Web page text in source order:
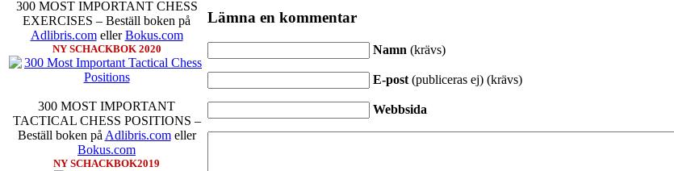
300 MOST IMPORTANT CHESS
EXERCISES – Beställ boken på
Adlibris.comellerBokus.com
NY SCHACKBOK 2020
300 MOST IMPORTANT
TACTICAL CHESS POSITIONS –
Beställ boken på Adlibris.comeller
Bokus.com
NY SCHACKBOK2019
Lämna en kommentar
Namn (krävs)
E-post (publiceras ej) (krävs)
Webbsida